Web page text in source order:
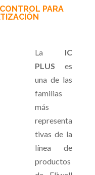
PARA
La IC
PLUS es
una de las
familias
más
representa
tivas de la
línea de
productos